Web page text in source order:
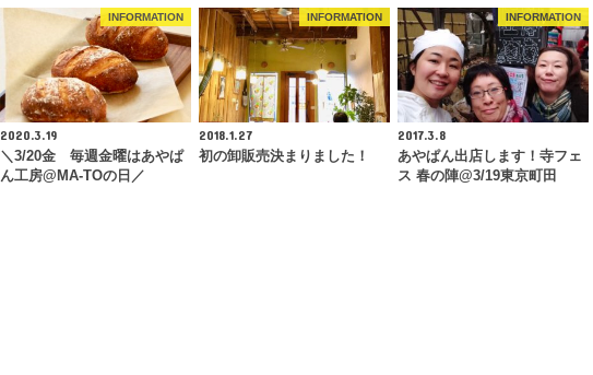
INFORMATION
2020.3.19
＼3/20金 毎週金曜はあやぱ
ん工房@MA-TOの日／
INFORMATION
2018.1.27
初の卸販売決まりました！
INFORMATION
2017.3.8
あやぱん出店します！寺フェ
ス 春の陣@3/19東京町田